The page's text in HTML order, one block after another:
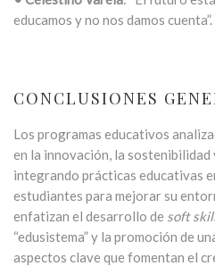
educamos y no nos damos cuenta”.
CONCLUSIONES
Los programas educativos
en la innovación, la sostenibilidad
integrando prácticas educativas
estudiantes para mejorar su
enfatizan el desarrollo de soft
“edusistema” y la promoción de
aspectos clave que fomentan el